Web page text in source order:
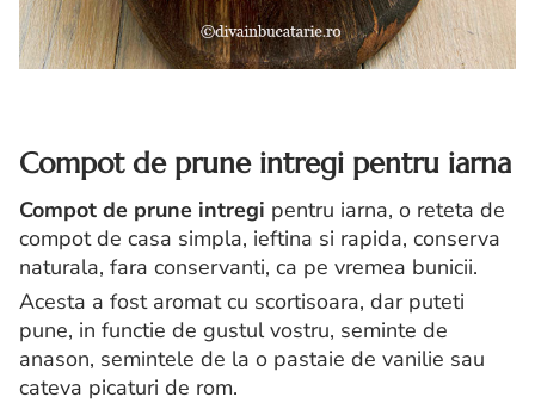
Compot de prune intregi pentru iarna
Compot de prune intregi pentru iarna, o reteta de
compot de casa simpla, ieftina si rapida, conserva
naturala, fara conservanti, ca pe vremea bunicii.
Acesta a fost aromat cu scortisoara, dar puteti
pune, in functie de gustul vostru, seminte de
anason, semintele de la o pastaie de vanilie sau
cateva picaturi de rom.